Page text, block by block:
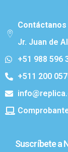
Contáctanos
Jr. Juan de
+51 988 596
+511 200
Suscríbete a